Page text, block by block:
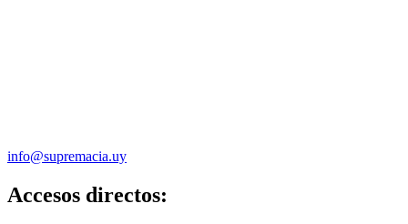
info@supremacia.uy
Accesos directos: